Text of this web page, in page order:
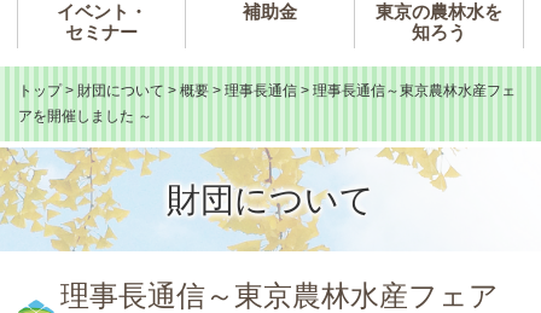
イベント・
セミナー
補助金
東京の農林水を
知ろう
トップ > 財団について > 概要 > 理事長通信 > 理事長通信～東京農林水産フェ
アを開催しました ～
財団について
理事長通信～東京農林水産フェア